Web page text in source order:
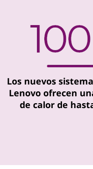
Los nuevos
Lenovo ofrecen
de calor de